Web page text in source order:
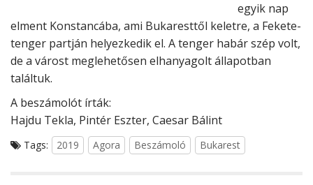
egyik nap
elment Konstancába, ami Bukaresttől keletre, a Fekete-
tenger partján helyezkedik el. A tenger habár szép volt,
de a várost meglehetősen elhanyagolt állapotban
találtuk.
A beszámolót írták:
Hajdu Tekla, Pintér Eszter, Caesar Bálint
Tags: 2019 Agora Beszámoló Bukarest